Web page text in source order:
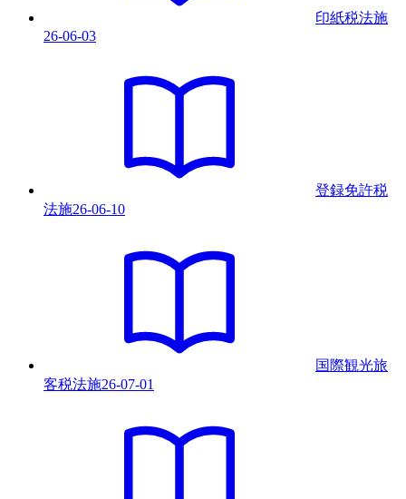
印紙税法施
26-06-03
登録免許税
法施26-06-10
国際観光旅
客税法施26-07-01